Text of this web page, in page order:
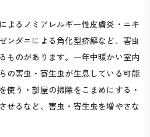
よるノミアレルギー性皮膚炎・ニキ
ンダニによる角化型疥癬など、害虫
ものがあります。一年中暖かい室内
の害虫・寄生虫が生息している可能
使う・部屋の掃除をこまめにする・
せるなど、害虫・寄生虫を増やさな